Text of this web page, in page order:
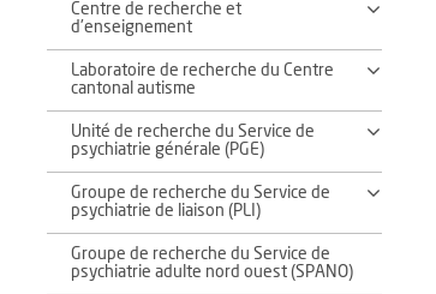
Centre de recherche et
d'enseignement
Laboratoire de recherche du Centre
cantonal autisme
Unité de recherche du Service de
psychiatrie générale (PGE)
Groupe de recherche du Service de
psychiatrie de liaison (PLI)
Groupe de recherche du Service de
psychiatrie adulte nord ouest (SPANO)